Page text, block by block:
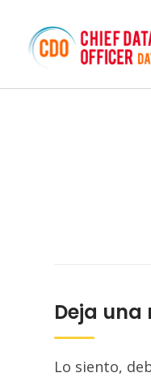
Deja una
Lo siento,